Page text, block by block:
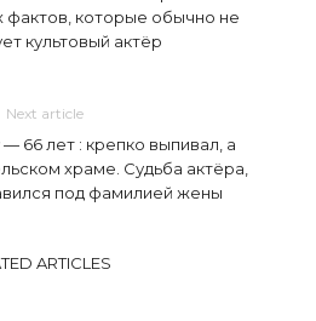
фактов, которые обычно не
культовый актёр
Next article
66 лет : крепко выпивал, а
храме. Судьба актёра,
под фамилией жены
ARTICLES